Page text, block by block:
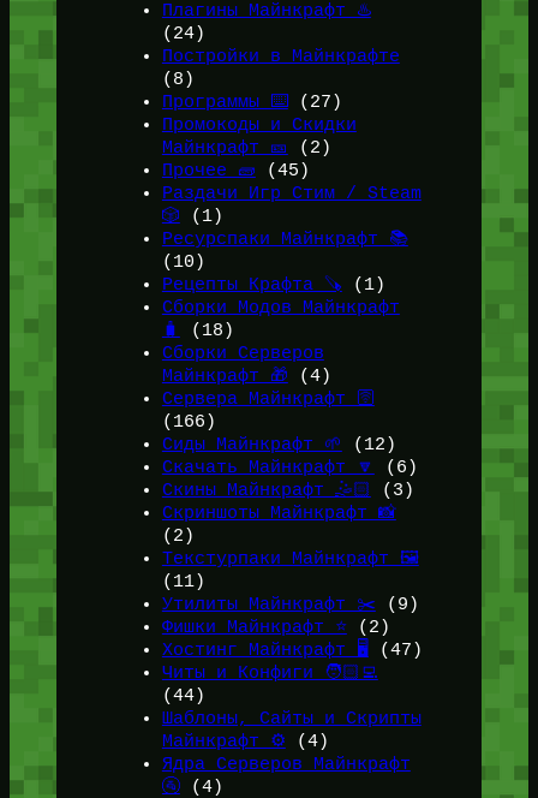
Плагины Майнкрафт ♨️
(24)
Постройки в Майнкрафте
(8)
Программы ⌨️ (27)
Промокоды и Скидки
Майнкрафт 🎫
(2)
Прочее 🧱 (45)
Раздачи Игр Стим / Steam
🎲 (1)
Ресурспаки Майнкрафт 📚
(10)
Рецепты Крафта 🪚 (1)
Сборки Модов Майнкрафт
🧳
(18)
Сборки Серверов
Майнкрафт 🎁 (4)
Сервера Майнкрафт 🛜
(166)
Сиды Майнкрафт 🌱
(12)
Скачать Майнкрафт 🔽
(6)
Скины Майнкрафт 🤹🏻
(3)
Скриншоты Майнкрафт 📸
(2)
Текстурпаки Майнкрафт 🖼️
(11)
Утилиты Майнкрафт ✂️ (9)
Фишки Майнкрафт ⭐(2)
Хостинг Майнкрафт 🖥️ (47)
Читы и Конфиги 🧑🏻‍💻
(44)
Шаблоны, Сайты и Скрипты
Майнкрафт ⚙️ (4)
Ядра Серверов Майнкрафт
🚰(4)